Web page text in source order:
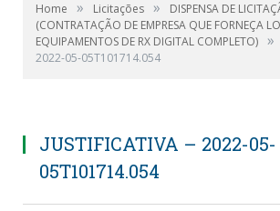
Home » Licitações »
DISPENSA DE
(CONTRATAÇÃO DE EMPRESA QUE FORNEÇA
EQUIPAMENTOS DE RX DIGITAL COMPLETO) »
2022-05-05T101714.054
JUSTIFICATIVA – 2022-05-
05T101714.054